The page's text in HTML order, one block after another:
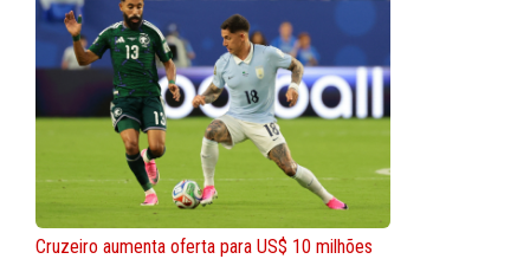
Cruzeiro aumenta oferta para US$ 10 milhões